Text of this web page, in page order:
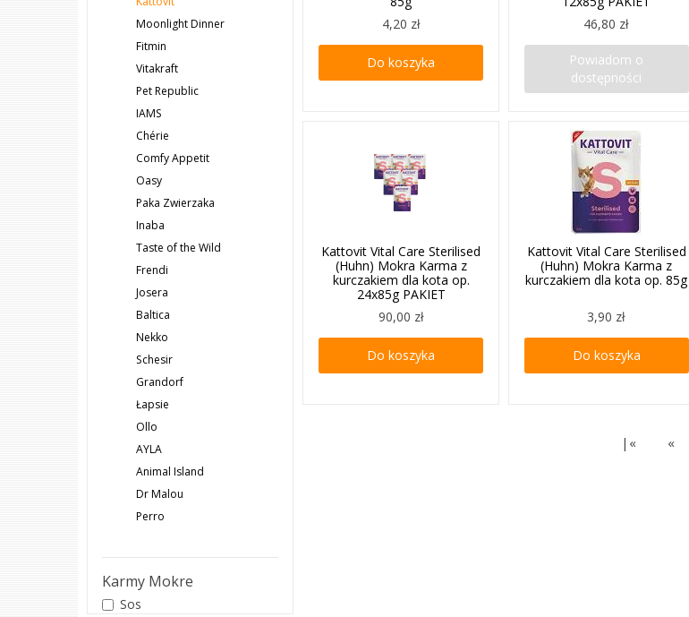
4,20 zł
Do koszyka
46,80 zł
Powiadom o
dostępności
Kattovit Vital Care Sterilised
(Huhn) Mokra Karma z
kurczakiem dla kota op.
24x85g PAKIET
90,00 zł
Do koszyka
Kattovit Vital Care Sterilised
(Huhn) Mokra Karma z
kurczakiem dla kota op. 85g
3,90 zł
Do koszyka
|« «
Moonlight Dinner
Fitmin
Vitakraft
Pet Republic
IAMS
Chérie
Comfy Appetit
Oasy
Paka Zwierzaka
Inaba
Taste of the Wild
Frendi
Josera
Baltica
Nekko
Schesir
Grandorf
Łapsie
Ollo
AYLA
Animal Island
Dr Malou
Perro
Karmy Mokre
Sos